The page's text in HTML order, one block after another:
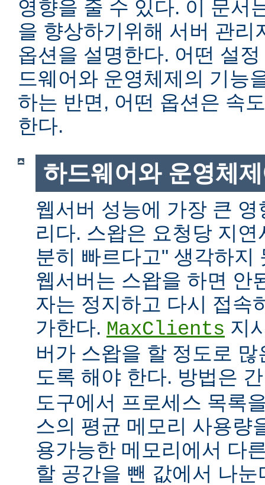
영향을 줄 수 있다. 이 문서
을 향상하기위해 서버 관리
옵션을 설명한다. 어떤 설
드웨어와 운영체제의 기능
하는 반면, 어떤 옵션은 속
한다.
하드웨어와 운영체
웹서버 성능에 가장 큰
리다. 스왑은 요청당 지
분히 빠르다고" 생각하지
웹서버는 스왑을 하면 안
자는 정지하고 다시 접속
가한다. MaxClients 지
버가 스왑을 할 정도로
도록 해야 한다. 방법은
도구에서 프로세스 목록
스의 평균 메모리 사용량
용가능한 메모리에서 다
할 공간을 뺀 값에서 나눈